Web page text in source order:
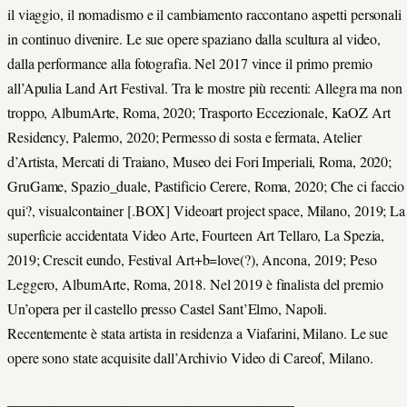
il viaggio, il nomadismo e il cambiamento raccontano aspetti personali
in continuo divenire. Le sue opere spaziano dalla scultura al video,
dalla performance alla fotografia. Nel 2017 vince il primo premio
all’Apulia Land Art Festival. Tra le mostre più recenti: Allegra ma non
troppo, AlbumArte, Roma, 2020; Trasporto Eccezionale, KaOZ Art
Residency, Palermo, 2020; Permesso di sosta e fermata, Atelier
d’Artista, Mercati di Traiano, Museo dei Fori Imperiali, Roma, 2020;
GruGame, Spazio_duale, Pastificio Cerere, Roma, 2020; Che ci faccio
qui?, visualcontainer [.BOX] Videoart project space, Milano, 2019; La
superficie accidentata Video Arte, Fourteen Art Tellaro, La Spezia,
2019; Crescit eundo, Festival Art+b=love(?), Ancona, 2019; Peso
Leggero, AlbumArte, Roma, 2018. Nel 2019 è finalista del premio
Un’opera per il castello presso Castel Sant’Elmo, Napoli.
Recentemente è stata artista in residenza a Viafarini, Milano. Le sue
opere sono state acquisite dall’Archivio Video di Careof, Milano.